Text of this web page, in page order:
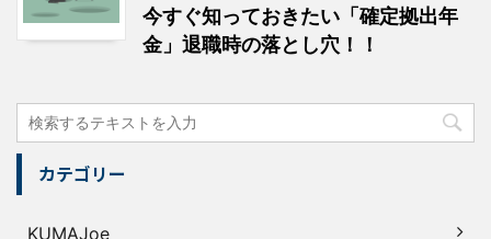
今すぐ知っておきたい「確定拠出年
金」退職時の落とし穴！！
カテゴリー
KUMAJoe